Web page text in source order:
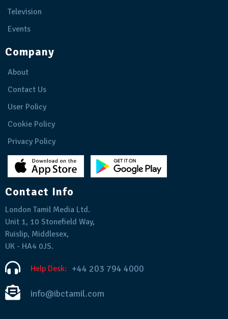
Television
Events
Company
About
Contact Us
User Policy
Cookie Policy
Privacy Policy
Contact Info
London Tamil Media Ltd.
Unit 1, 10 Stonefield Way,
Ruislip, Middlesex,
UK - HA4 0JS.
Help Desk: +44 203 794 4000
info@ibctamil.com